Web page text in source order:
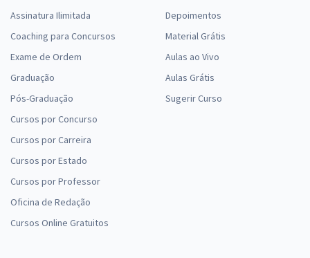
Assinatura Ilimitada
Coaching para Concursos
Exame de Ordem
Graduação
Pós-Graduação
Cursos por Concurso
Cursos por Carreira
Cursos por Estado
Cursos por Professor
Oficina de Redação
Cursos Online Gratuitos
Depoimentos
Material Grátis
Aulas ao Vivo
Aulas Grátis
Sugerir Curso